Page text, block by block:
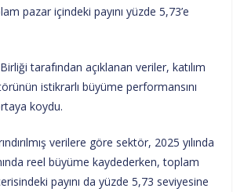
pazar içindeki payını yüzde 5,73’e
tarafından açıklanan veriler, katılım
istikrarlı büyüme performansını
koydu.
verilere göre sektör, 2025 yılında
reel büyüme kaydederken, toplam
payını da yüzde 5,73 seviyesine